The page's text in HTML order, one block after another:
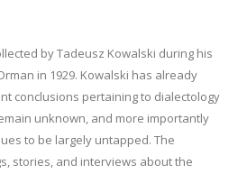
by Tadeusz Kowalski during his
in 1929. Kowalski has already
conclusions pertaining to dialectology
unknown, and more importantly
to be largely untapped. The
stories, and interviews about the